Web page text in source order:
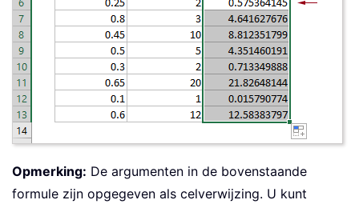
Opmerking: De argumenten in de bovenstaande
formule zijn opgegeven als celverwijzing. U kunt